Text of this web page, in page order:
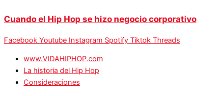
Cuando el Hip Hop se hizo negocio corporativo
Facebook Youtube Instagram Spotify Tiktok Threads
www.VIDAHIPHOP.com
La historia del Hip Hop
Consideraciones